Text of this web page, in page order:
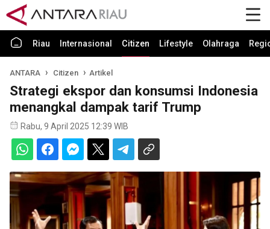
Riau Internasional Citizen Lifestyle Olahraga
ANTARA Citizen Artikel
Strategi ekspor dan konsumsi Indonesia
menangkal dampak tarif Trump
Rabu, 9 April 2025 12:39 WIB